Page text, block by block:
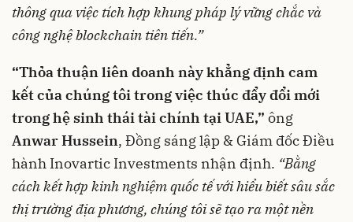
thông qua việc tích hợp khung pháp lý vững chắc và
công nghệ blockchain tiên tiến.”
“Thỏa thuận liên doanh này khẳng định cam
kết của chúng tôi trong việc thúc đẩy đổi mới
trong hệ sinh thái tài chính tại UAE,” ông
Anwar Hussein, Đồng sáng lập & Giám đốc Điều
hành Inovartic Investments nhận định. “Bằng
cách kết hợp kinh nghiệm quốc tế với hiểu biết sâu sắc
thị trường địa phương, chúng tôi sẽ tạo ra một nền